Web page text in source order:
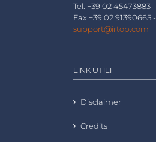
Tel. +39 02 45473883
Fax +39 02 91390665 -
support@irtop.com
LINK UTILI
Disclaimer
Credits